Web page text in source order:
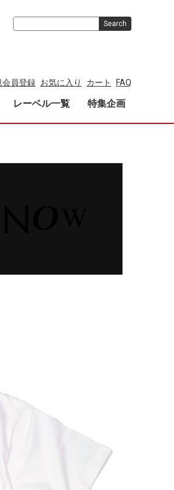
会員登録 お気に入り カート FAQ
レーベル一覧 特集企画
Search